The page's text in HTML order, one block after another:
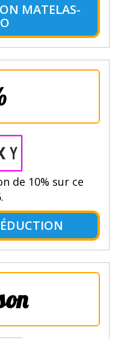
MATELAS-
de 10% sur ce